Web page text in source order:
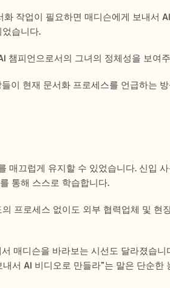
작업이 필요하면 매디슨에게 보내서
습니다.
챔피언으로서의 그녀의 정체성을 보여
이 현재 문서화 프로세스를 언급하는 방
매끄럽게 유지할 수 있었습니다. 신입
통해 스스로 학습합니다.
프로세스 없이도 외부 협력업체 및 현
매디슨을 바라보는 시선도 달라졌습니
서 AI 비디오로 만들라"는 말은 단순한